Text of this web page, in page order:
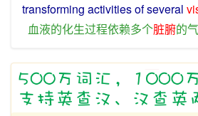
transforming activities ofseveral
血液的化生过程依赖多个脏腑的